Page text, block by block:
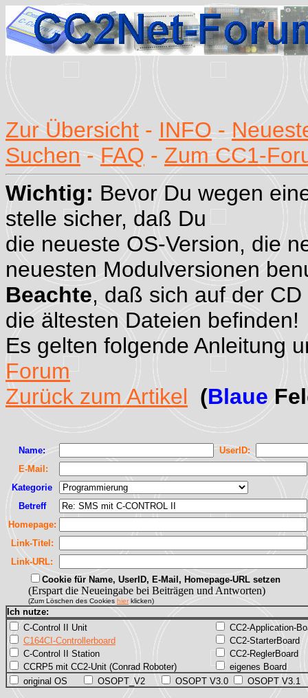
Zur Übersicht - INFO -
Suchen - FAQ - Zum CC1-
Wichtig: Bevor Du wegen
stelle sicher, daß Du
die neueste OS-Version, die
neuesten Modulversionen
Beachte, daß sich auf der
die ältesten Dateien befinden!
Es gelten folgende Anleitung
Forum
Zurück zum Artikel (Blaue
Name:
UserID:
E-Mail:
Kategorie
Betreff
Homepage:
Link-Titel:
Link-URL:
Cookie für Name, UserID, E-Mail, Homepage-URL setzen
(Erspart die Neueingabe bei Beiträgen und Antworten)
(Zum Löschen des Cookies hierklicken)
Ich nutze:
C-Control II Unit
C164CI-Controllerboard
C-Control II Station
CCRP5 mit CC2-Unit (Conrad Roboter)
CC2-Application-
CC2-StarterBoard
CC2-ReglerBoard
eigenes Board
original OS
OSOPT_V2 OSOPT V3.0 OSOPT V3.1